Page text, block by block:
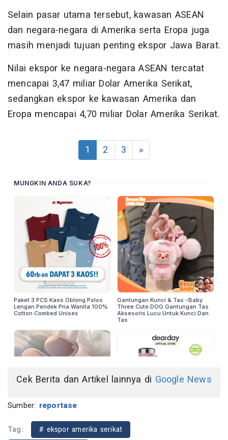
Selain pasar utama tersebut, kawasan ASEAN
dan negara-negara di Amerika serta Eropa juga
masih menjadi tujuan penting ekspor Jawa Barat.
Nilai ekspor ke negara-negara ASEAN tercatat
mencapai 3,47 miliar Dolar Amerika Serikat,
sedangkan ekspor ke kawasan Amerika dan
Eropa mencapai 4,70 miliar Dolar Amerika Serikat.
1 2 3 »
Cek Berita dan Artikel lainnya di Google News
Sumber: reportase
Tag: # ekspor amerika serikat